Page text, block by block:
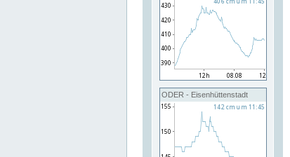
ODER - Eisenhüttenstadt